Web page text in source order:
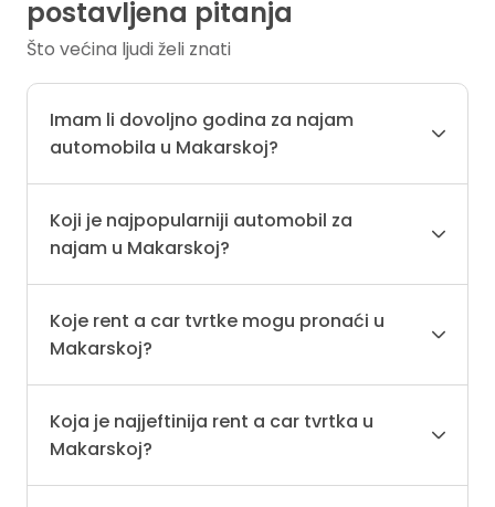
postavljena pitanja
Što većina ljudi želi znati
Imam li dovoljno godina za najam
automobila u Makarskoj?
Koji je najpopularniji automobil za
najam u Makarskoj?
Koje rent a car tvrtke mogu pronaći u
Makarskoj?
Koja je najjeftinija rent a car tvrtka u
Makarskoj?